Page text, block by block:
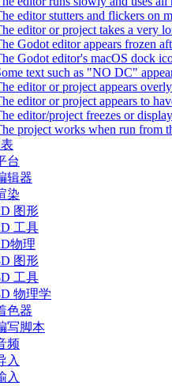
editor stutters and flickers on
editor or project takes a very
Godot editor appears frozen
Godot editor's macOS dock
text such as "NO DC"
editor or project appears
editor or project appears to
editor/project freezes or
project works when run from
台
辑器
染
图形
工具
物理
图形
工具
物理学
色器
写脚本
频
入
入